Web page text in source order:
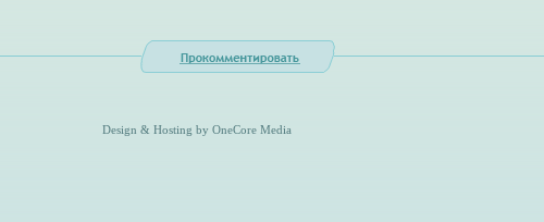
Design & Hosting by OneCore Media